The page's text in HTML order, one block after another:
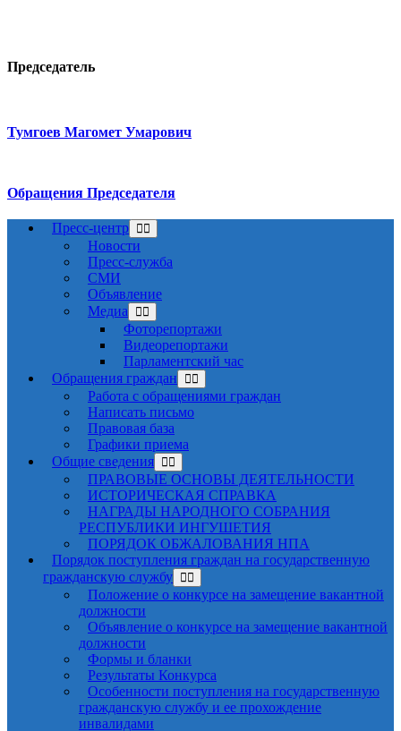
Председатель
Тумгоев Магомет Умарович
Обращения Председателя
Пресс-центр
Новости
Пресс-служба
СМИ
Объявление
Медиа
Фоторепортажи
Видеорепортажи
Парламентский час
Обращения граждан
Работа с обращениями граждан
Написать письмо
Правовая база
Графики приема
Общие сведения
ПРАВОВЫЕ ОСНОВЫ ДЕЯТЕЛЬНОСТИ
ИСТОРИЧЕСКАЯ СПРАВКА
НАГРАДЫ НАРОДНОГО СОБРАНИЯ
РЕСПУБЛИКИ ИНГУШЕТИЯ
ПОРЯДОК ОБЖАЛОВАНИЯ НПА
Порядок поступления граждан на государственную
гражданскую службу
Положение о конкурсе на замещение вакантной
должности
Объявление о конкурсе на замещение вакантной
должности
Формы и бланки
Результаты Конкурса
Особенности поступления на государственную
гражданскую службу и ее прохождение
инвалидами